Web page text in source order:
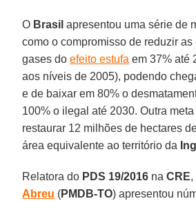
O Brasil apresentou uma série de
como o compromisso de reduzir
gases doefeito estufa em 37% até
aos níveis de 2005), podendo
e de baixar em 80% o
100% o ilegal até 2030. Outra
restaurar 12 milhões de hectares
área equivalente ao território da
Relatora do PDS 19/2016 naCRE,
Abreu (PMDB-TO) apresentou